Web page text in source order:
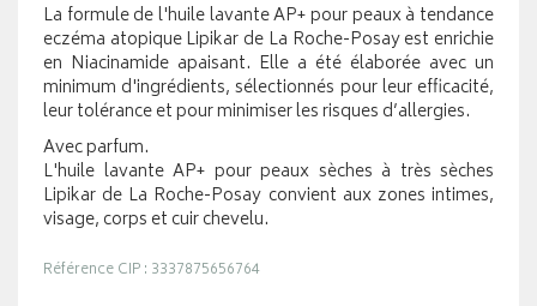
La formule de l'huile lavante AP+ pour peaux à tendance
eczéma atopique Lipikar de La Roche-Posay est enrichie
en Niacinamide apaisant. Elle a été élaborée avec un
minimum d'ingrédients, sélectionnés pour leur efficacité,
leur tolérance et pour minimiser les risques d’allergies.
Avec parfum.
L'huile lavante AP+ pour peaux sèches à très sèches
Lipikar de La Roche-Posay convient aux zones intimes,
visage, corps et cuir chevelu.
Référence CIP : 3337875656764